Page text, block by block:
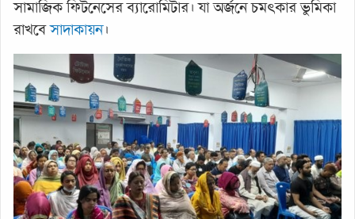
সামাজিক ফিটনেসের ব্যারোমিটার। যা অর্জনে চমৎকার ভুমিকা
রাখবেসাদাকায়ন।